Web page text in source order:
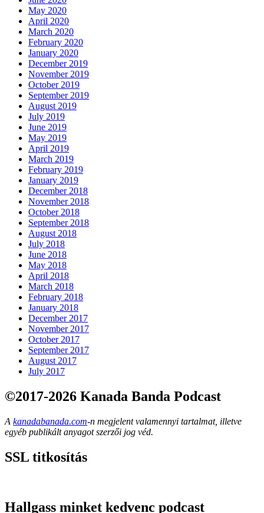
May 2020
April 2020
March 2020
February 2020
January 2020
December 2019
November 2019
October 2019
September 2019
August 2019
July 2019
June 2019
May 2019
April 2019
March 2019
February 2019
January 2019
December 2018
November 2018
October 2018
September 2018
August 2018
July 2018
June 2018
May 2018
April 2018
March 2018
February 2018
January 2018
December 2017
November 2017
October 2017
September 2017
August 2017
July 2017
©2017-2026 Kanada Banda Podcast
A kanadabanada.com-n megjelent valamennyi tartalmat, illetve
egyéb publikált anyagot szerzői jog véd.
SSL titkosítás
Hallgass minket kedvenc podcast